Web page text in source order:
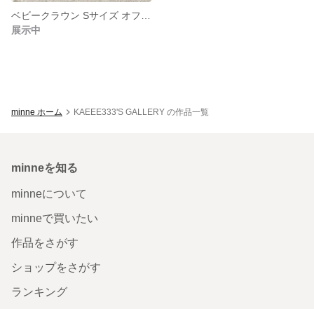
展示中
minne ホーム KAEEE333'S GALLERY の作品一覧
minneを知る
minneについて
minneで買いたい
作品をさがす
ショップをさがす
ランキング